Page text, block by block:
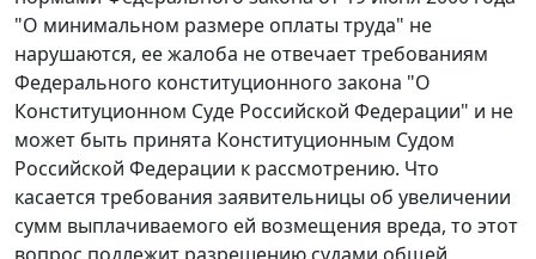
"О минимальном размере оплаты труда" не
нарушаются, ее жалоба не отвечает требованиям
Федерального конституционного закона "О
Конституционном Суде Российской Федерации" и не
может быть принята Конституционным Судом
Российской Федерации к рассмотрению. Что
касается требования заявительницы об увеличении
сумм выплачиваемого ей возмещения вреда, то этот